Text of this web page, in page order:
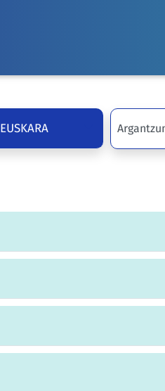
EUSKARA